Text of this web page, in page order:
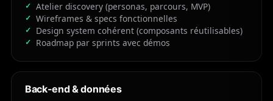
Atelier discovery (personas, parcours, MVP)
Wireframes & specs fonctionnelles
Design system cohérent (composants réutilisables)
Roadmap par sprints avec démos
Back-end & données